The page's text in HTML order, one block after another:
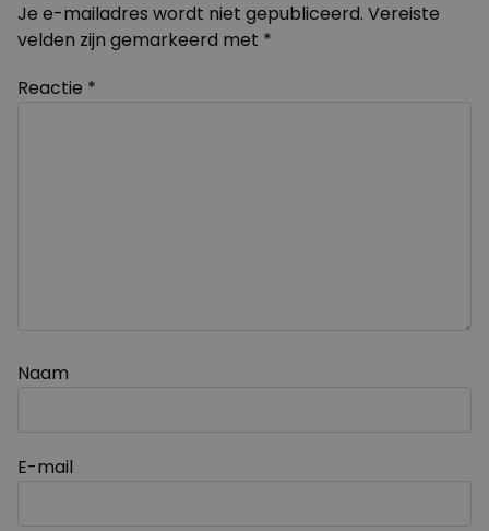
Je e-mailadres wordt niet gepubliceerd. Vereiste
velden zijn gemarkeerd met *
Reactie *
Naam
E-mail